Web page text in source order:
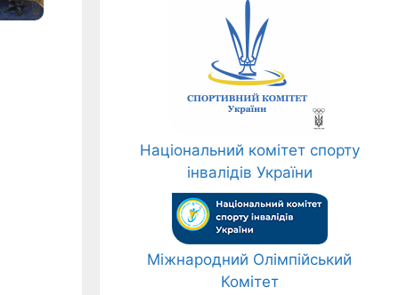
Національний комітет спорту
інвалідів України
Міжнародний Олімпійський
Комітет